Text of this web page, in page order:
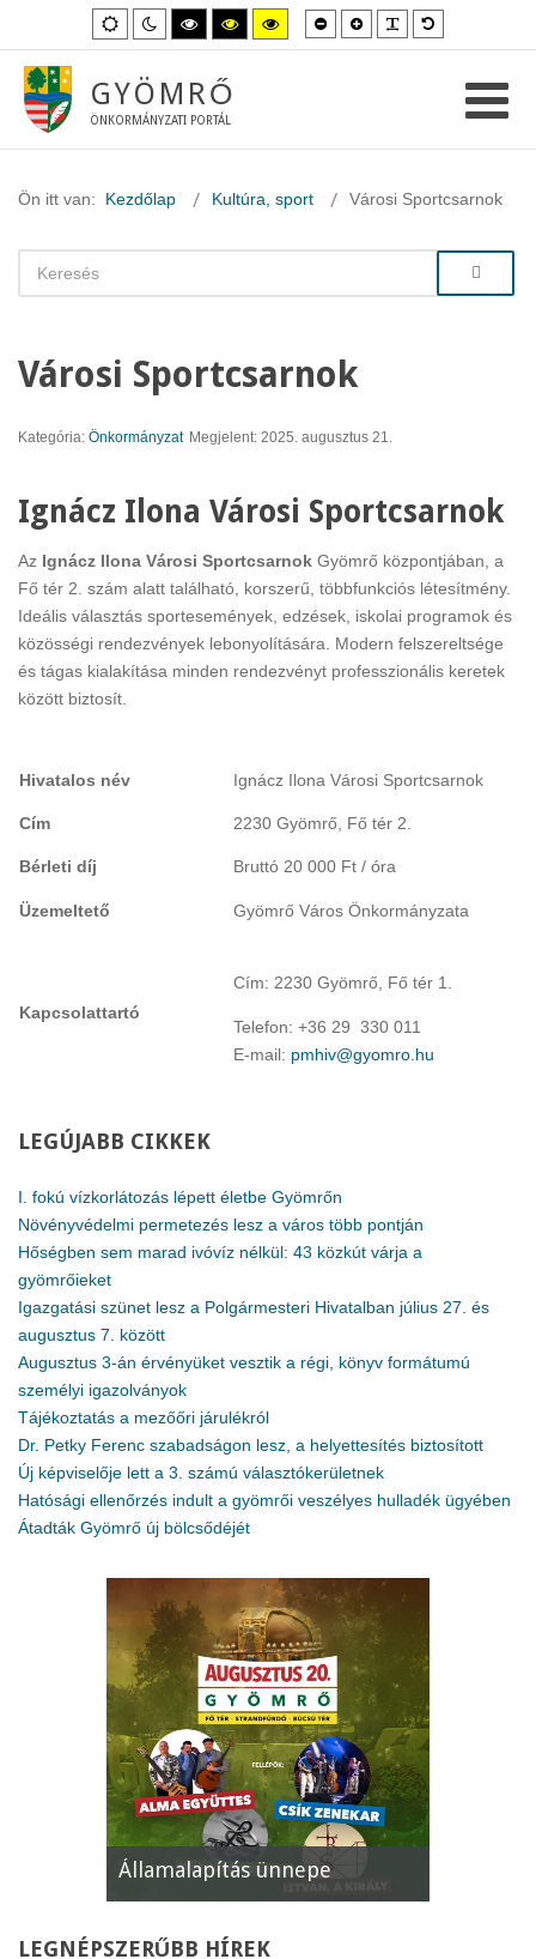
Alapértelmezett
mód
Éjszakai
mód
Magas
kontraszt
fekete-
mód.
Magas
kontraszt
fekete-
Magas
kontraszt
sárga-
Kisebb
betűméret
Nagyobb
betűméret
GYÖMRŐ
ÖNKORMÁNYZATI PORTÁL
Ön itt van: Kezdőlap Kultúra, sport Városi Sportcsarnok
Városi Sportcsarnok
Kategória: Önkormányzat Megjelent: 2025. augusztus 21.
Ignácz Ilona Városi Sportcsarnok
Az Ignácz Ilona Városi Sportcsarnok Gyömrő központjában, a
Fő tér 2. szám alatt található, korszerű, többfunkciós létesítmény.
Ideális választás sportesemények, edzések, iskolai programok és
közösségi rendezvények lebonyolítására. Modern felszereltsége
és tágas kialakítása minden rendezvényt professzionális keretek
között biztosít.
Hivatalos név Ignácz Ilona Városi Sportcsarnok
Cím 2230 Gyömrő, Fő tér 2.
Bérleti díj Bruttó 20 000 Ft / óra
Üzemeltető Gyömrő Város Önkormányzata
Kapcsolattartó
Cím: 2230 Gyömrő, Fő tér 1.
Telefon: +36 29 330 011
E-mail: pmhiv@gyomro.hu
LEGÚJABB CIKKEK
I. fokú vízkorlátozás lépett életbe Gyömrőn
Növényvédelmi permetezés lesz a város több pontján
Hőségben sem marad ivóvíz nélkül: 43 közkút várja a
gyömrőieket
Igazgatási szünet lesz a Polgármesteri Hivatalban július 27. és
augusztus 7. között
Augusztus 3-án érvényüket vesztik a régi, könyv formátumú
személyi igazolványok
Tájékoztatás a mezőőri járulékról
Dr. Petky Ferenc szabadságon lesz, a helyettesítés biztosított
Új képviselője lett a 3. számú választókerületnek
Hatósági ellenőrzés indult a gyömrői veszélyes hulladék ügyében
Átadták Gyömrő új bölcsődéjét
XII. Gyömrői Lecsófesztivál
LEGNÉPSZERŰBB HÍREK